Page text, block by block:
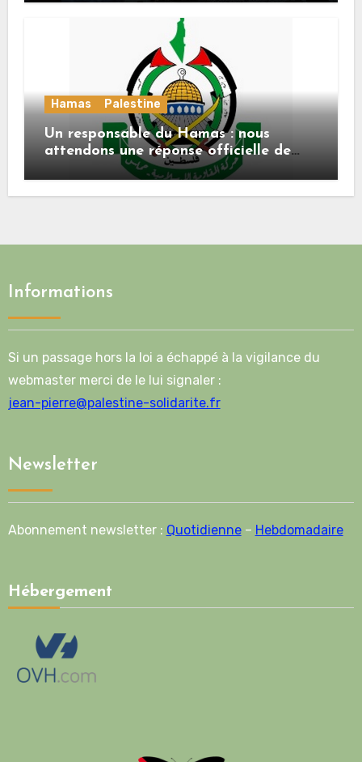
Hamas Palestine
Un responsable du Hamas : nous
attendons une réponse officielle de
Mladenov concernant la feuille de
Informations
Si un passage hors la loi a échappé à la vigilance du
webmaster merci de le lui signaler :
jean-pierre@palestine-solidarite.fr
Newsletter
Abonnement newsletter : Quotidienne– Hebdomadaire
Hébergement